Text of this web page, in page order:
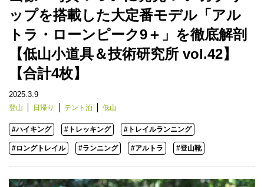
ップを搭載した大定番モデル「アル
トラ・ローンピーク9＋」を徹底解剖
【低山小道具＆技術研究所 vol.42】
【合計4枚】
2025.3.9
登山 日帰り テント泊 低山
#ハイキング #トレッキング #トレイルランニング
#ロングトレイル #ランニング #アルトラ #登山靴